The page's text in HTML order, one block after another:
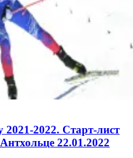
2022. Старт-лист
22.01.2022